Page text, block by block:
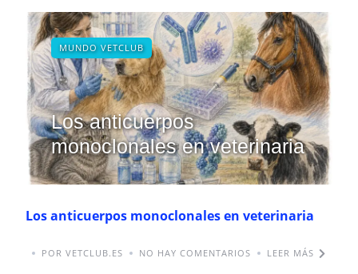
MUNDO VETCLUB
Los anticuerpos
monoclonales en veterinaria
Los anticuerpos monoclonales en veterinaria
POR VETCLUB.ES NO HAY COMENTARIOS LEER MÁS